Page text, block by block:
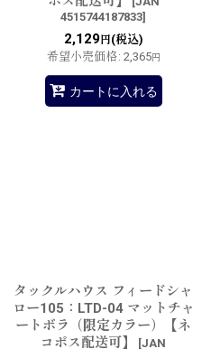
4515744187833]
2,129円(税込)
希望小売価格: 2,365円
カートに入れる
タックルハウス フィードシャ
ロー105：LTD-04 マットチャ
ートボラ（限定カラー）【ネ
コポス配送可】
[JAN